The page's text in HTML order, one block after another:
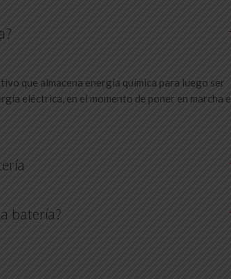
que almacena energía química para luego ser
eléctrica, en el momento de poner en marcha
batería?